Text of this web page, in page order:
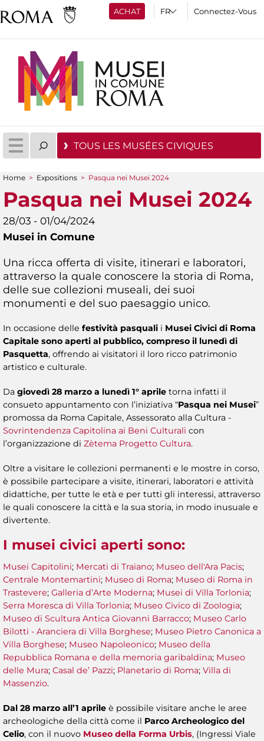
ACHAT Connectez-Vous
TOUS LES MUSÉES CIVIQUES
You are here
Home > Expositions > Pasqua nei Musei 2024
Pasqua nei Musei 2024
28/03 - 01/04/2024
Musei in Comune
Una ricca offerta di visite, itinerari e laboratori,
attraverso la quale conoscere la storia di Roma,
delle sue collezioni museali, dei suoi
monumenti e del suo paesaggio unico.
In occasione delle festività pasquali i Musei Civici di Roma
Capitale sono aperti al pubblico, compreso il lunedì di
Pasquetta, offrendo ai visitatori il loro ricco patrimonio
artistico e culturale.
Da giovedì 28 marzo a lunedì 1° aprile torna infatti il
consueto appuntamento con l’iniziativa “Pasqua nei Musei”
promossa da Roma Capitale, Assessorato alla Cultura -
Sovrintendenza Capitolina ai Beni Culturali con
l’organizzazione di Zètema Progetto Cultura.
Oltre a visitare le collezioni permanenti e le mostre in corso,
è possibile partecipare a visite, itinerari, laboratori e attività
didattiche, per tutte le età e per tutti gli interessi, attraverso
le quali conoscere la città e la sua storia, in modo inusuale e
divertente.
I musei civici aperti sono:
Musei Capitolini; Mercati di Traiano; Museo dell'Ara Pacis;
Centrale Montemartini; Museo di Roma; Museo di Roma in
Trastevere; Galleria d’Arte Moderna; Musei di Villa Torlonia;
Serra Moresca di Villa Torlonia; Museo Civico di Zoologia;
Museo di Scultura Antica Giovanni Barracco; Museo Carlo
Bilotti - Aranciera di Villa Borghese; Museo Pietro Canonica a
Villa Borghese; Museo Napoleonico; Museo della
Repubblica Romana e della memoria garibaldina; Museo
delle Mura; Casal de’ Pazzi; Planetario di Roma; Villa di
Massenzio.
Dal 28 marzo all’1 aprile è possibile visitare anche le aree
archeologiche della città come il Parco Archeologico del
Celio, con il nuovo Museo della Forma Urbis, (Ingressi Viale